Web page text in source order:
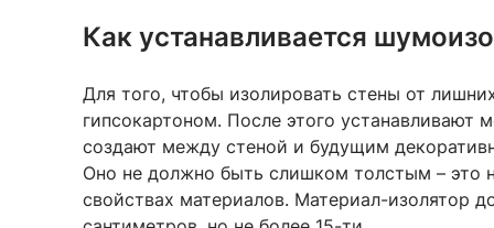
Как устанавливается
Для того, чтобы изолировать стены от
гипсокартоном. После этого устанавливают
создают между стеной и будущим
Оно не должно быть слишком толстым – это
свойствах материалов. Материал-изолятор